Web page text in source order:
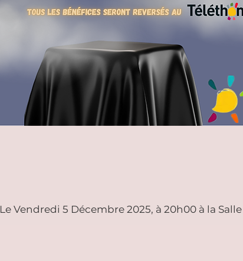
Le Vendredi 5 Décembre 2025, à 20h00 à la